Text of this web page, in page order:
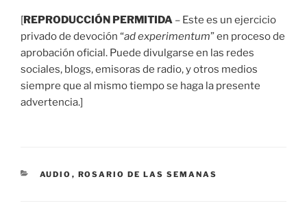
[REPRODUCCIÓN PERMITIDA – Este es un ejercicio
privado de devoción “ad experimentum” en proceso de
aprobación oficial. Puede divulgarse en las redes
sociales, blogs, emisoras de radio, y otros medios
siempre que al mismo tiempo se haga la presente
advertencia.]
CATEGORÍAS
AUDIO , ROSARIO DE LAS SEMANAS